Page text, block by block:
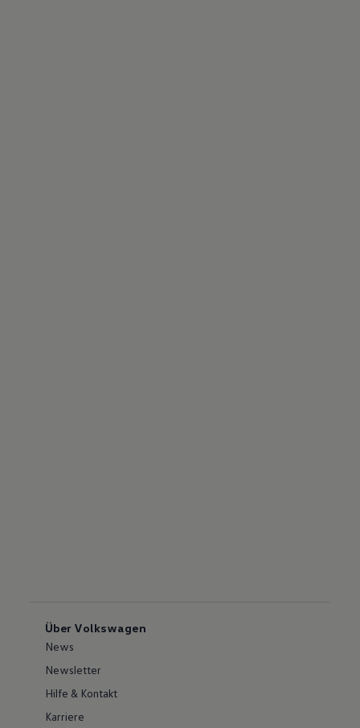
Über Volkswagen
News
Newsletter
Hilfe & Kontakt
Karriere